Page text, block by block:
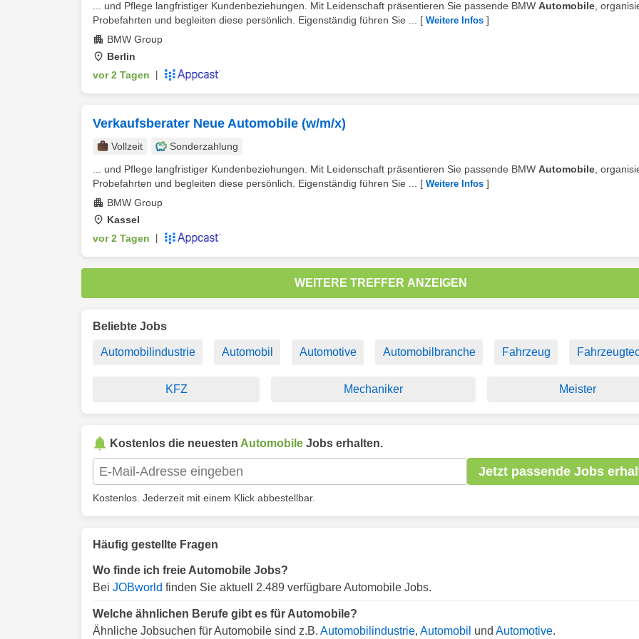
... und Pflege langfristiger Kundenbeziehungen. Mit Leidenschaft präsentieren Sie passende BMW Automobile ,
Probefahrten und begleiten diese persönlich. Eigenständig führen Sie ...
[ Weitere Infos ]
BMW Group
Berlin
vor 2 Tagen
Verkaufsberater Neue Automobile (w/m/x)
Vollzeit
Sonderzahlung
... und Pflege langfristiger Kundenbeziehungen. Mit Leidenschaft präsentieren Sie passende BMW Automobile ,
Probefahrten und begleiten diese persönlich. Eigenständig führen Sie ...
[ Weitere Infos ]
BMW Group
Kassel
vor 2 Tagen
WEITERE TREFFER ANZEIGEN
Beliebte Jobs
Automobilindustrie Automobil Automotive Automobilbranche Fahrzeug
KFZ Mechaniker Meister
Kostenlos die neuesten Automobile Jobs erhalten.
Jetzt passende Jobs
Kostenlos. Jederzeit mit einem Klick abbestellbar.
Häufig gestellte Fragen
Wo finde ich freie Automobile Jobs?
Bei JOBworld finden Sie aktuell 2.489 verfügbare Automobile Jobs.
Welche ähnlichen Berufe gibt es für Automobile?
Ähnliche Jobsuchen für Automobile sind z.B. Automobilindustrie, Automobil und Automotive.